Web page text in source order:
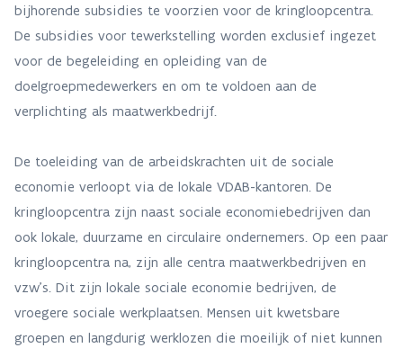
bijhorende subsidies te voorzien voor de kringloopcentra.
De subsidies voor tewerkstelling worden exclusief ingezet
voor de begeleiding en opleiding van de
doelgroepmedewerkers en om te voldoen aan de
verplichting als maatwerkbedrijf.
De toeleiding van de arbeidskrachten uit de sociale
economie verloopt via de lokale VDAB-kantoren. De
kringloopcentra zijn naast sociale economiebedrijven dan
ook lokale, duurzame en circulaire ondernemers. Op een paar
kringloopcentra na, zijn alle centra maatwerkbedrijven en
vzw’s. Dit zijn lokale sociale economie bedrijven, de
vroegere sociale werkplaatsen. Mensen uit kwetsbare
groepen en langdurig werklozen die moeilijk of niet kunnen